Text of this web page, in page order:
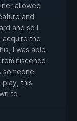
allowed
and
and so I
acquire the
I was able
someone
play, this
to